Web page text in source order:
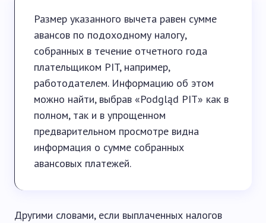
Размер указанного вычета равен сумме
авансов по подоходному налогу,
собранных в течение отчетного года
плательщиком PIT, например,
работодателем. Информацию об этом
можно найти, выбрав «Podgląd PIT» как в
полном, так и в упрощенном
предварительном просмотре видна
информация о сумме собранных
авансовых платежей.
Другими словами, если выплаченных налогов